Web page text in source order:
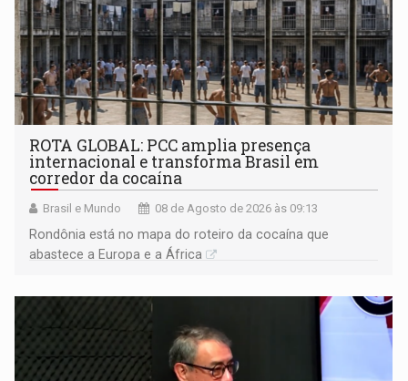
ROTA GLOBAL: PCC amplia presença
internacional e transforma Brasil em
corredor da cocaína
Brasil e Mundo 08 de Agosto de 2026 às 09:13
Rondônia está no mapa do roteiro da cocaína que
abastece a Europa e a África